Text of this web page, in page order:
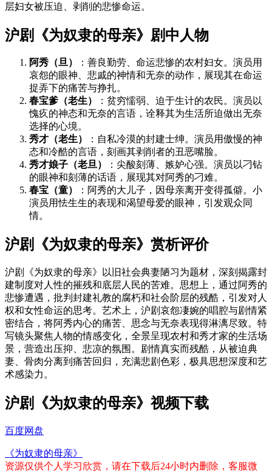
层妇女被压迫、剥削的悲惨命运。
沪剧《为奴隶的母亲》剧中人物
阿秀（旦）
：善良勤劳、命运悲惨的农村妇女。演员用
哀怨的眼神、悲戚的神情和无奈的动作，展现其在命运
捉弄下的痛苦与挣扎。
春宝爹（老生）
：贫穷懦弱、迫于生计的农民。演员以
愧疚的神态和无奈的言语，诠释其为生活所迫做出无奈
选择的心境。
秀才（老生）
：自私冷漠的封建士绅。演员用傲慢的神
态和冷酷的言语，刻画其剥削者的丑恶嘴脸。
秀才娘子（老旦）
：尖酸刻薄、嫉妒心强。演员以刁钻
的眼神和刻薄的话语，展现其对阿秀的刁难。
春宝（童）
：阿秀的大儿子，因母亲离开变得孤僻。小
演员用怯生生的表现和渴望母爱的眼神，引发观众同
情。
沪剧《为奴隶的母亲》赏析评价
沪剧《为奴隶的母亲》以旧社会典妻陋习为题材，深刻揭露封
建制度对人性的摧残和底层人民的苦难。思想上，通过阿秀的
悲惨遭遇，批判封建礼教的腐朽和社会阶层的残酷，引发对人
权和女性命运的思考。艺术上，沪剧哀怨凄婉的唱腔与剧情紧
密结合，将阿秀内心的痛苦、思念与无奈表现得淋漓尽致。特
写镜头聚焦人物的情感变化，全景呈现农村和秀才家的生活场
景，营造出压抑、悲凉的氛围。剧情真实而残酷，从被迫典
妻、骨肉分离到痛苦回归，充满悲剧色彩，极具思想深度和艺
术感染力。
沪剧《为奴隶的母亲》视频下载
百度网盘
《为奴隶的母亲》
资源仅供个人学习欣赏，请在下载后24小时内删除，客服微